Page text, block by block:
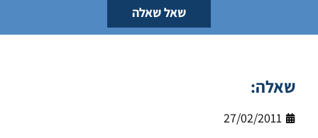
שאל שאלה
שאלה:
27/02/2011